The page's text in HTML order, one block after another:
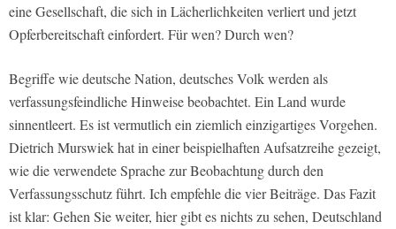
eine Gesellschaft, die sich in Lächerlichkeiten verliert und jetzt
Opferbereitschaft einfordert. Für wen? Durch wen?
Begriffe wie deutsche Nation, deutsches Volk werden als
verfassungsfeindliche Hinweise beobachtet. Ein Land wurde
sinnentleert. Es ist vermutlich ein ziemlich einzigartiges Vorgehen.
Dietrich Murswiek hat in einer beispielhaften Aufsatzreihe gezeigt,
wie die verwendete Sprache zur Beobachtung durch den
Verfassungsschutz führt. Ich empfehle die vier Beiträge. Das Fazit
ist klar: Gehen Sie weiter, hier gibt es nichts zu sehen, Deutschland